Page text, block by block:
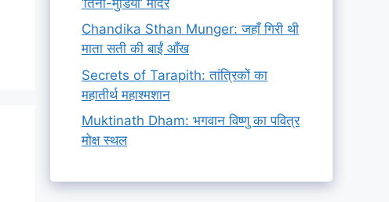
Chandika Sthan Munger: जहाँ गिरी थी
माता सती की बाईं आँख
Secrets of Tarapith: तांत्रिकों का
महातीर्थ महाश्मशान
Muktinath Dham: भगवान विष्णु का पवित्र
मोक्ष स्थल